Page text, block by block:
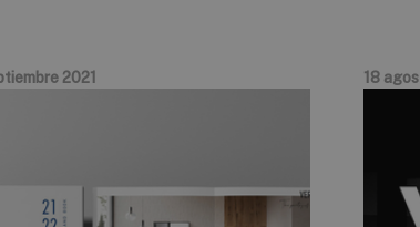
2021 18